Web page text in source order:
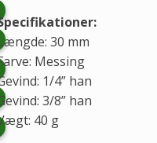
30 mm
Messing
1/4” han
3/8” han
40 g